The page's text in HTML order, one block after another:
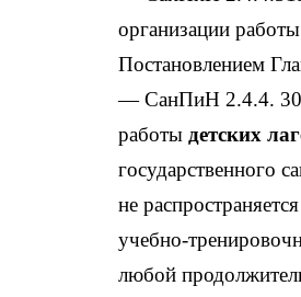
организации работы
Постановлением
— СанПиН 2.4.4.
работы детских
государственного
не
учебно-
любой